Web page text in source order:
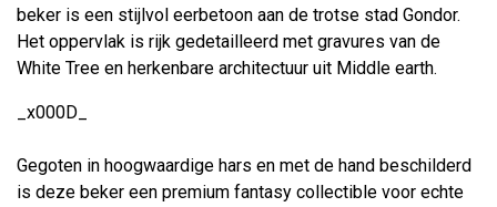
beker is een stijlvol eerbetoon aan de trotse stad Gondor.
Het oppervlak is rijk gedetailleerd met gravures van de
White Tree en herkenbare architectuur uit Middle earth.
_x000D_
Gegoten in hoogwaardige hars en met de hand beschilderd
is deze beker een premium fantasy collectible voor echte